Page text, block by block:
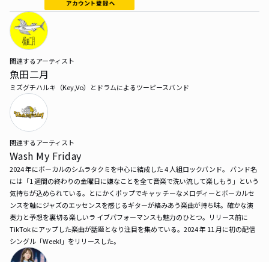
関連するアーティスト
魚田二月
ミズグチハルキ（Key,Vo）とドラムによるツーピースバンド
関連するアーティスト
Wash My Friday
2024 年にボーカルのシムラタクミを中心に結成した 4 人組ロックバンド。 バンド名
には「1 週間の終わりの金曜日に嫌なことを全て音楽で洗い流して楽しもう」という
気持ちが込められている。とにかくポップでキャッ チーなメロディーとボーカルセ
ンスを軸にジャズのエッセンスを感じるギターが絡みあう楽曲が持ち味。確かな演
奏力と予想を裏切る楽しいラ イブパフォーマンスも魅力のひとつ。リリース前に
TikTok にアップした楽曲が話題となり注目を集めている。2024 年 11 月に初の配信
シングル「Week!」をリリースした。